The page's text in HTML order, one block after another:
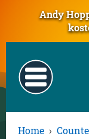
Andy
Home ›